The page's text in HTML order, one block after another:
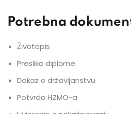
Potrebna
Životopis
Preslika diplome
Dokaz o državljanstvu
Potvrda HZMO-a